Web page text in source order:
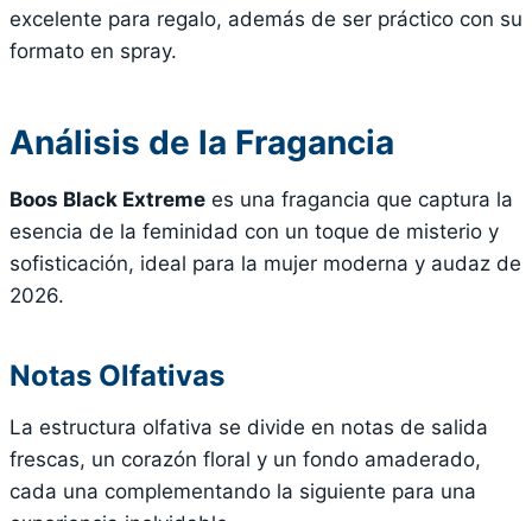
excelente para regalo, además de ser práctico con su
formato en spray.
Análisis de la Fragancia
Boos Black Extreme es una fragancia que captura la
esencia de la feminidad con un toque de misterio y
sofisticación, ideal para la mujer moderna y audaz de
2026.
Notas Olfativas
La estructura olfativa se divide en notas de salida
frescas, un corazón floral y un fondo amaderado,
cada una complementando la siguiente para una